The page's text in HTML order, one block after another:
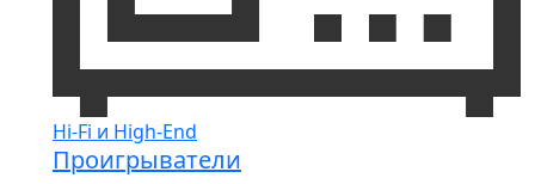
Hi-Fi и High-End
Проигрыватели